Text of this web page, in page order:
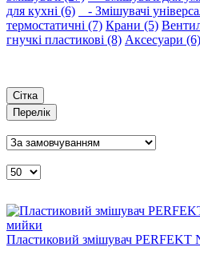
для кухні (6)
- Змішувачі
термостатичні (7) Крани (5)
гнучкі пластикові (8) Аксесуари (6)
Сітка
Перелік
Пластиковий змішувач PERFEKT